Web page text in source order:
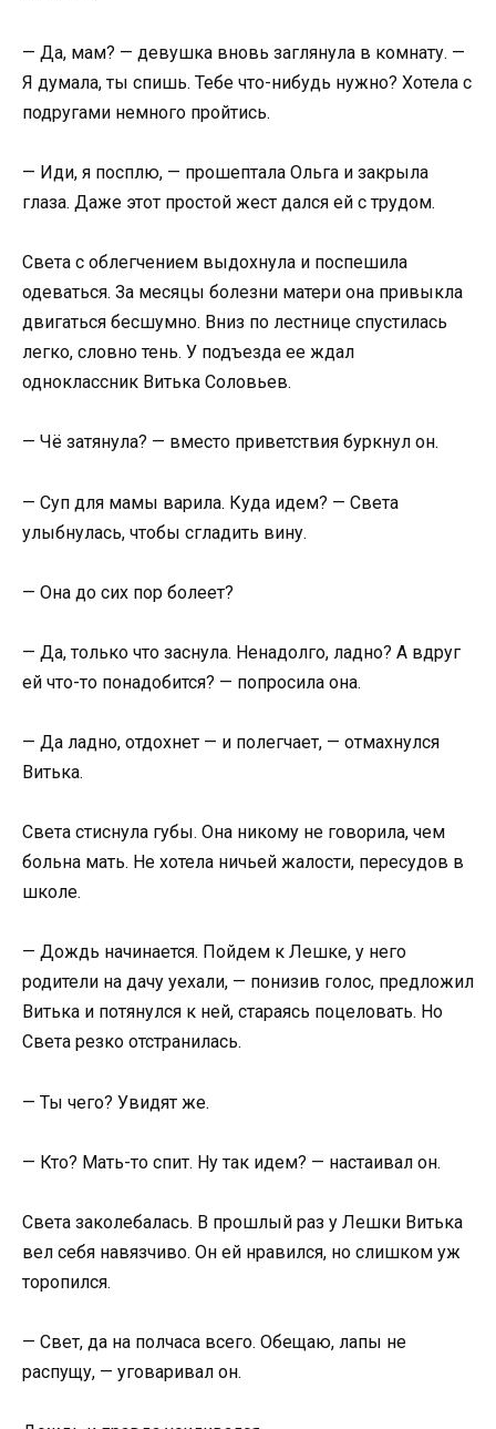
— Да, мам? — девушка вновь заглянула в комнату. —
Я думала, ты спишь. Тебе что-нибудь нужно? Хотела с
подругами немного пройтись.
— Иди, я посплю, — прошептала Ольга и закрыла
глаза. Даже этот простой жест дался ей с трудом.
Света с облегчением выдохнула и поспешила
одеваться. За месяцы болезни матери она привыкла
двигаться бесшумно. Вниз по лестнице спустилась
легко, словно тень. У подъезда ее ждал
одноклассник Витька Соловьев.
— Чё затянула? — вместо приветствия буркнул он.
— Суп для мамы варила. Куда идем? — Света
улыбнулась, чтобы сгладить вину.
— Она до сих пор болеет?
— Да, только что заснула. Ненадолго, ладно? А вдруг
ей что-то понадобится? — попросила она.
— Да ладно, отдохнет — и полегчает, — отмахнулся
Витька.
Света стиснула губы. Она никому не говорила, чем
больна мать. Не хотела ничьей жалости, пересудов в
школе.
— Дождь начинается. Пойдем к Лешке, у него
родители на дачу уехали, — понизив голос, предложил
Витька и потянулся к ней, стараясь поцеловать. Но
Света резко отстранилась.
— Ты чего? Увидят же.
— Кто? Мать-то спит. Ну так идем? — настаивал он.
Света заколебалась. В прошлый раз у Лешки Витька
вел себя навязчиво. Он ей нравился, но слишком уж
торопился.
— Свет, да на полчаса всего. Обещаю, лапы не
распущу, — уговаривал он.